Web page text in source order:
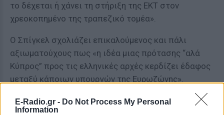
E-Radio.gr - Do Not Process My Personal
Information
το δέχεται ή χάνει τη στήριξη της ΕΚΤ στον
χρεοκοπημένο της τραπεζικό τομέα».
Ο Σπίγκελ σχολιάζει επικαλούμενος και πάλι
αξιωματούχους πως «η ιδέα μιας πρότασης “αλά
Κύπρος” προς τις ελληνικές αρχές κερδίζει έδαφος
μεταξύ κάποιων υπουργών της Ευρωζώνης».
πρόσφατη στήριξη του Βόλφγκανγκ Σόιμπλε, του